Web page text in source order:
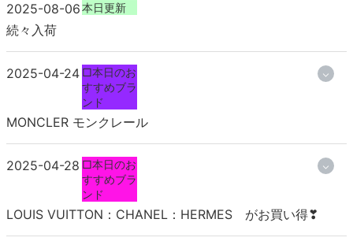
2025-08-06本日更新
続々入荷
2025-04-24 □本日のお
すすめブラ
ンド
MONCLER モンクレール
2025-04-28 □本日のお
すすめブラ
ンド
LOUIS VUITTON：CHANEL：HERMES がお買い得❣